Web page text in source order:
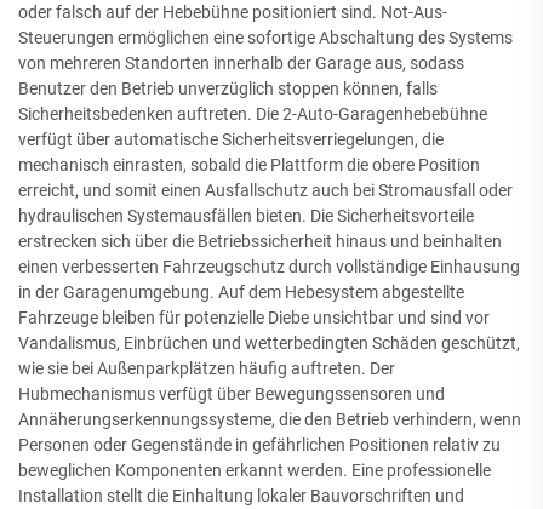
oder falsch auf der Hebebühne positioniert sind. Not-Aus-
Steuerungen ermöglichen eine sofortige Abschaltung des Systems
von mehreren Standorten innerhalb der Garage aus, sodass
Benutzer den Betrieb unverzüglich stoppen können, falls
Sicherheitsbedenken auftreten. Die 2-Auto-Garagenhebebühne
verfügt über automatische Sicherheitsverriegelungen, die
mechanisch einrasten, sobald die Plattform die obere Position
erreicht, und somit einen Ausfallschutz auch bei Stromausfall oder
hydraulischen Systemausfällen bieten. Die Sicherheitsvorteile
erstrecken sich über die Betriebssicherheit hinaus und beinhalten
einen verbesserten Fahrzeugschutz durch vollständige Einhausung
in der Garagenumgebung. Auf dem Hebesystem abgestellte
Fahrzeuge bleiben für potenzielle Diebe unsichtbar und sind vor
Vandalismus, Einbrüchen und wetterbedingten Schäden geschützt,
wie sie bei Außenparkplätzen häufig auftreten. Der
Hubmechanismus verfügt über Bewegungssensoren und
Annäherungserkennungssysteme, die den Betrieb verhindern, wenn
Personen oder Gegenstände in gefährlichen Positionen relativ zu
beweglichen Komponenten erkannt werden. Eine professionelle
Installation stellt die Einhaltung lokaler Bauvorschriften und